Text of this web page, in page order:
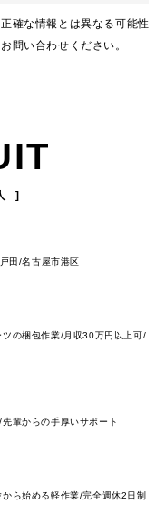
確な情報とは異なる可能性
問い合わせください。
田/名古屋市港区
ツの梱包作業/月収30万円以上可/
輩からの手厚いサポート
ら始める軽作業/完全週休2日制